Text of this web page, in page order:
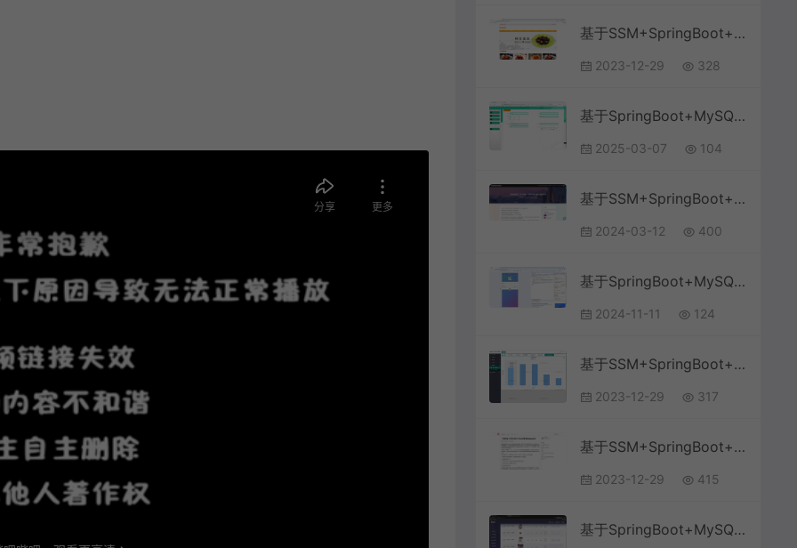
基于SSM+SpringBoot+MySQL+Thymeleaf的美食菜谱分享论坛系统
2023-12-29 328
基于SpringBoot+MySQL+Vue.js的BBS论坛系统(附论文)
2025-03-07 104
基于SSM+SpringBoot+MySQL+ElementUI+Vue的校园博客新闻发布系统
2024-03-12 400
基于SpringBoot+MySQL+Vue.js+Uniapp的移动端的个人博客系统(附论文)
2024-11-11 124
基于SSM+SpringBoot+MySQL+bootstrap的博客论坛系统(附文档)
2023-12-29 317
基于SSM+SpringBoot+MySQL+Vue前后端分离的博客论坛系统
2023-12-29 415
基于SpringBoot+MySQL+Vue.js的博客系统(附论文)